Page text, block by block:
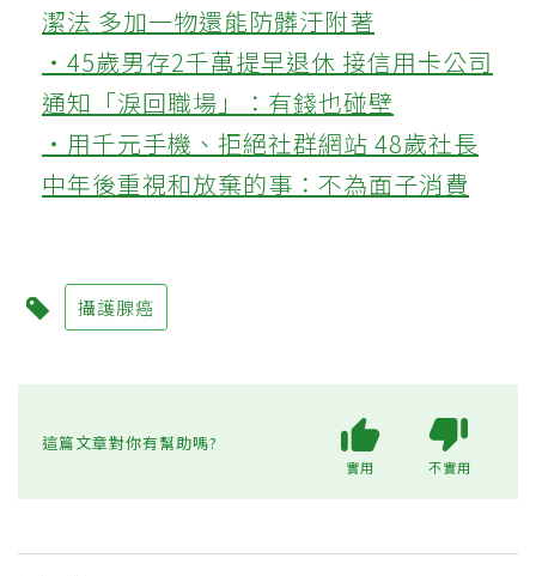
潔法 多加一物還能防髒汙附著
‧45歲男存2千萬提早退休 接信用卡公司
通知「淚回職場」：有錢也碰壁
‧用千元手機、拒絕社群網站 48歲社長
中年後重視和放棄的事：不為面子消費
攝護腺癌
這篇文章對你有幫助嗎?
實用 不實用